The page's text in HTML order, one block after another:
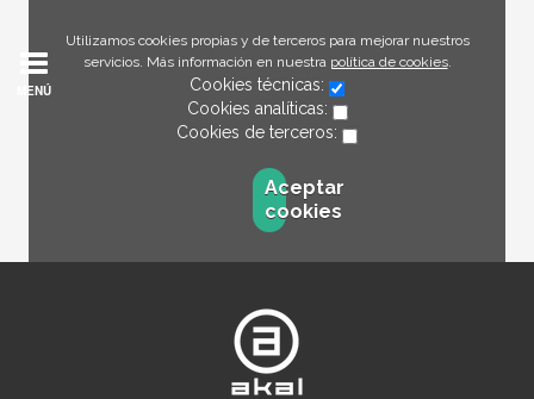
Utilizamos cookies propias y de terceros para mejorar nuestros
servicios. Más información en nuestra política de cookies.
Cookies técnicas:
Cookies analíticas:
Cookies de terceros:
Aceptar
cookies
MENÚ